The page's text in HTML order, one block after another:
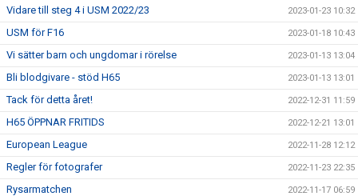
Vidare till steg 4 i USM 2022/23 2023-01-23 10:32
USM för F16 2023-01-18 10:43
Vi sätter barn och ungdomar i rörelse 2023-01-13 13:04
Bli blodgivare - stöd H65 2023-01-13 13:01
Tack för detta året! 2022-12-31 11:59
H65 ÖPPNAR FRITIDS 2022-12-21 13:01
European League 2022-11-28 12:12
Regler för fotografer 2022-11-23 22:35
Rysarmatchen 2022-11-17 06:59